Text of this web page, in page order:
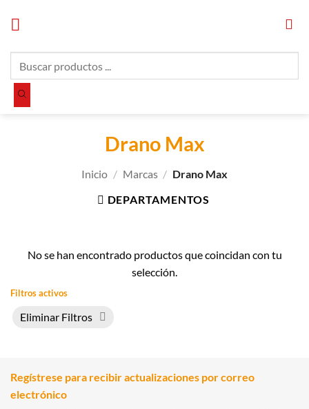
productos
Drano Max
Inicio / Marcas / Drano Max
DEPARTAMENTOS
No se han encontrado productos que coincidan con tu
selección.
Filtros activos
Eliminar Filtros
Regístrese para recibir actualizaciones por correo
electrónico